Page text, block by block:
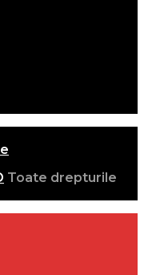
Toate drepturile